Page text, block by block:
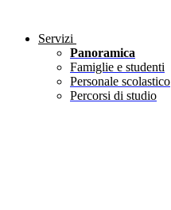
Servizi
Panoramica
Famiglie e studenti
Personale scolastico
Percorsi di studio